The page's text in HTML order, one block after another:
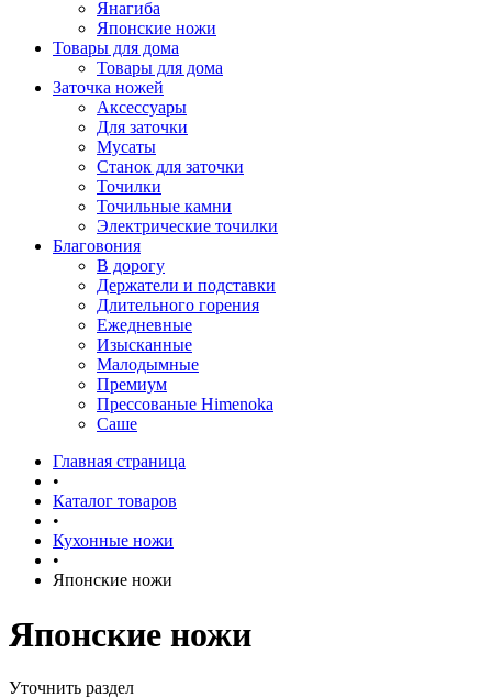
Янагиба
Японские ножи
Товары для дома
Товары для дома
Заточка ножей
Аксессуары
Для заточки
Мусаты
Станок для заточки
Точилки
Точильные камни
Электрические точилки
Благовония
В дорогу
Держатели и подставки
Длительного горения
Ежедневные
Изысканные
Малодымные
Премиум
Прессованые Himenoka
Саше
Главная страница
•
Каталог товаров
•
Кухонные ножи
•
Японские ножи
Японские ножи
Уточнить раздел